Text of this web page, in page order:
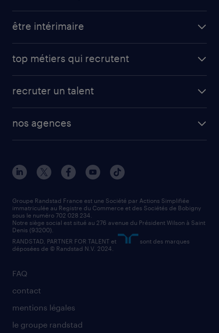
être intérimaire
top métiers qui recrutent
recruter un talent
nos agences
FAQ
contact
mentions légales
le groupe randstad
Groupe Randstad France est une Société par Actions Simplifiée
immatriculée au Registre du Commerce et des Sociétés de Bobigny
sous le numéro 702 028 234.
Notre siège social est situé au 276 avenue du Président Wilson à Saint
Denis (93200).
RANDSTAD, PARTNER FOR TALENT et
sont des marques
déposées de © Randstad N.V. 2024.